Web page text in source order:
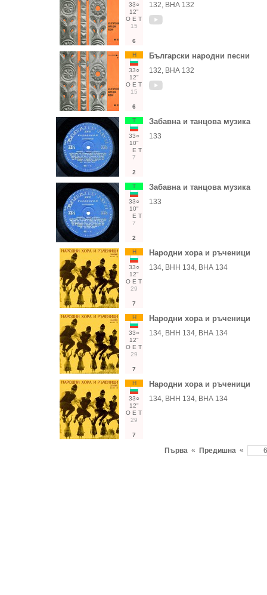
33○
12"
О Е Т
15
6
132, ВНА 132
Н
33○
12"
О Е Т
15
6
Български народни песни
132, ВНА 132
Т
33○
10"
Е Т
7
2
Забавна и танцова музика
133
Т
33○
10"
Е Т
7
2
Забавна и танцова музика
133
Н
33○
12"
О Е Т
29
7
Народни хора и ръченици
134, ВНН 134, ВНА 134
Н
33○
12"
О Е Т
29
7
Народни хора и ръченици
134, ВНН 134, ВНА 134
Н
33○
12"
О Е Т
29
7
Народни хора и ръченици
134, ВНН 134, ВНА 134
Първа « Предишна «